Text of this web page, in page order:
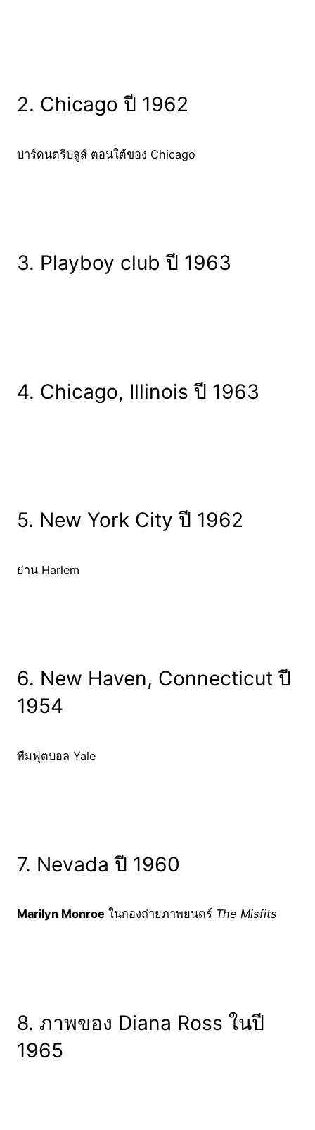
2. Chicago ปี 1962
บาร์ดนตรีบลูส์ ตอนใต้ของ Chicago
3. Playboy club ปี 1963
4. Chicago, Illinois ปี 1963
5. New York City ปี 1962
ย่าน Harlem
6. New Haven, Connecticut ปี
1954
ทีมฟุตบอล Yale
7. Nevada ปี 1960
Marilyn Monroe ในกองถ่ายภาพยนตร์ The Misfits
8. ภาพของ Diana Ross ในปี
1965